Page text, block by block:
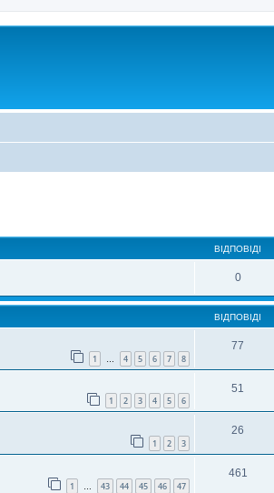
ВІДПОВІДІ
0
ВІДПОВІДІ
1 … 4 5 6 7 8
77
1 2 3 4 5 6
51
1 2 3
26
1 … 43 44 45 46 47
461